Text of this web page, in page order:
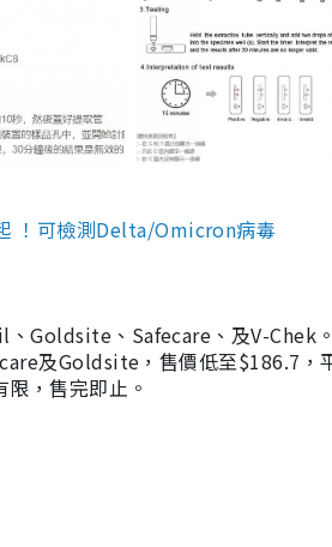
！可檢測Delta/Omicron病毒
、Goldsite、Safecare、及V-Chek
及Goldsite，售價低至$186.7，
，售完即止。